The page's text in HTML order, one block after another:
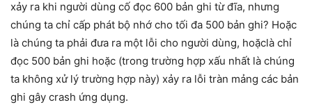
xảy ra khi người dùng cố đọc 600 bản ghi từ đĩa, nhưng
chúng ta chỉ cấp phát bộ nhớ cho tối đa 500 bản ghi? Hoặc
là chúng ta phải đưa ra một lỗi cho người dùng, hoặclà chỉ
đọc 500 bản ghi hoặc (trong trường hợp xấu nhất là chúng
ta không xử lý trường hợp này) xảy ra lỗi tràn mảng các bản
ghi gây crash ứng dụng.